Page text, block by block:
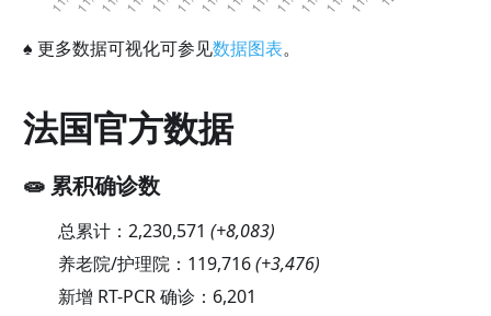
♠ 更多数据可视化可参见数据图表。
法国官方数据
🧫 累积确诊数
总累计： 2,230,571 (+8,083)
养老院/护理院： 119,716(+3,476)
新增 RT-PCR 确诊： 6,201